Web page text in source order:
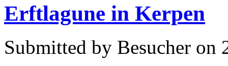
Erftlagune in Kerpen
Submitted by Besucher on